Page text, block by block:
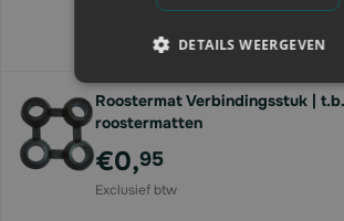
Direct leverbaar
Roostermat Verbindingsstuk |
roostermatten
€0,95
DETAILS WEERGEVEN